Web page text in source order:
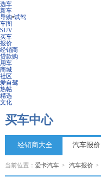
选车
新车
导购•试驾
车图
SUV
买车
报价
经销商
贷款购
用车
商城
社区
爱自驾
热帖
精选
文化
买车中心
经销商大全 汽车报价
当前位置： 爱卡汽车 > 汽车报价 >